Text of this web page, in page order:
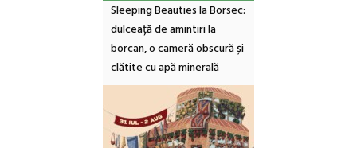
Sleeping Beauties la Borsec:
dulceață de amintiri la
borcan, o cameră obscură și
clătite cu apă minerală